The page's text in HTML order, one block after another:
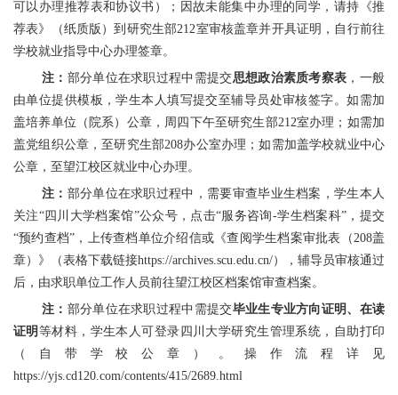
可以办理推荐表和协议书）；因故未能集中办理的同学，请持《推
荐表》（纸质版）到研究生部212室审核盖章并开具证明，自行前往
学校就业指导中心办理签章。
注： 部分单位在求职过程中需提交思想政治素质考察表 ，一般
由单位提供模板，学生本人填写提交至辅导员处审核签字。如需加
盖培养单位（院系）公章，周四下午至研究生部212室办理；如需加
盖党组织公章，至研究生部208办公室办理；如需加盖学校就业中心
公章，至望江校区就业中心办理。
注： 部分单位在求职过程中，需要审查毕业生档案，学生本人
关注“四川大学档案馆”公众号，点击“服务咨询-学生档案科”，提交
“预约查档”， 上传查档单位介绍信或《查阅学生档案审批表（208盖
章）》（表格下载链接https://archives.scu.edu.cn/）， 辅导员审核通过
后，由求职单位工作人员前往望江校区档案馆审查档案。
注： 部分单位在求职过程中需提交毕业生专业方向证明、在读
证明 等材料，学生本人可登录四川大学研究生管理系统，自助打印
（自带学校公章）。操作流程详见
https://yjs.cd120.com/contents/415/2689.html